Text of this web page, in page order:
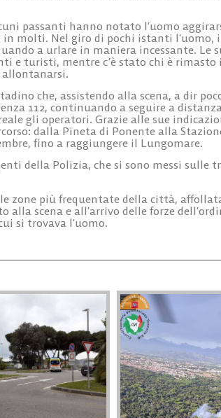
passanti hanno notato l’uomo
molti. Nel giro di pochi istanti l’uomo,
a urlare in maniera incessante. Le
e turisti, mentre c’è stato chi è rimasto
allontanarsi.
che, assistendo alla scena, a dir
112, continuando a seguire a
gli operatori. Grazie alle sue
dalla Pineta di Ponente alla
fino a raggiungere il Lungomare.
della Polizia, che si sono messi sulle
zone più frequentate della città,
scena e all’arrivo delle forze
si trovava l’uomo.